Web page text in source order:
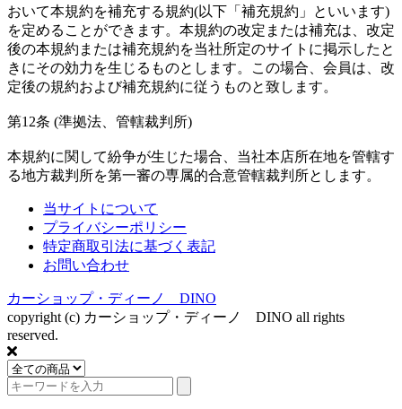
おいて本規約を補充する規約(以下「補充規約」といいます)
を定めることができます。本規約の改定または補充は、改定
後の本規約または補充規約を当社所定のサイトに掲示したと
きにその効力を生じるものとします。この場合、会員は、改
定後の規約および補充規約に従うものと致します。
第12条 (準拠法、管轄裁判所)
本規約に関して紛争が生じた場合、当社本店所在地を管轄す
る地方裁判所を第一審の専属的合意管轄裁判所とします。
当サイトについて
プライバシーポリシー
特定商取引法に基づく表記
お問い合わせ
カーショップ・ディーノ DINO
copyright (c) カーショップ・ディーノ DINO all rights
reserved.